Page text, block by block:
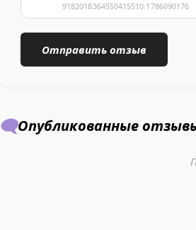
🗨️Опубликованные